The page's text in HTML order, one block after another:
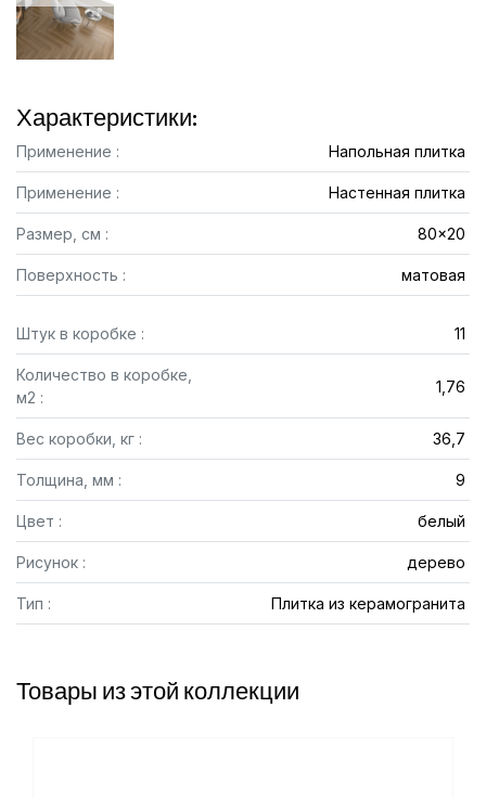
Характеристики:
Применение : Напольная плитка
Применение : Настенная плитка
Размер, см : 80x20
Поверхность : матовая
Штук в коробке : 11
Количество в коробке,
м2 :
1,76
Вес коробки, кг : 36,7
Толщина, мм : 9
Цвет : белый
Рисунок : дерево
Тип : Плитка из керамогранита
Товары из этой коллекции